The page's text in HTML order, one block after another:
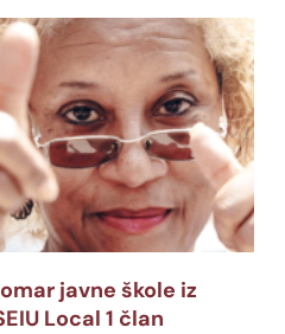
javne škole iz
Local 1 član